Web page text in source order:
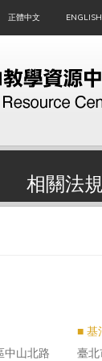
正體中文
相關法規
中山北路
■ 基
臺